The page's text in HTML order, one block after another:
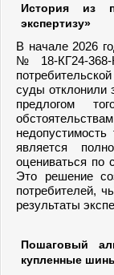
История из
экспертизу»
В начале 2026
№ 18-КГ24-368-
суды отклонили
предлогом
недопустимость
является
оцениваться по
Это решение
потребителей,
результаты
Пошаговый
купленные